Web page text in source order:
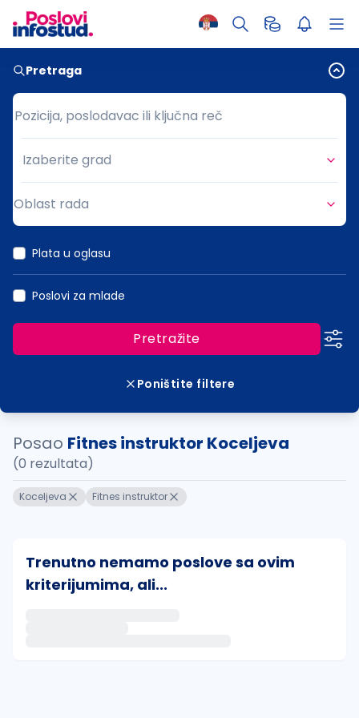
Pretraga
Pozicija, poslodavac ili ključna reč
Pozicija, poslodavac ili ključna reč
Grad
Izaberite grad
Oblast rada
Plata u oglasu
Poslovi za mlade
Pretražite
Poništite filtere
Posao Fitnes instruktor Koceljeva
(0 rezultata)
Koceljeva Fitnes instruktor
Trenutno nemamo poslove sa ovim
kriterijumima, ali...